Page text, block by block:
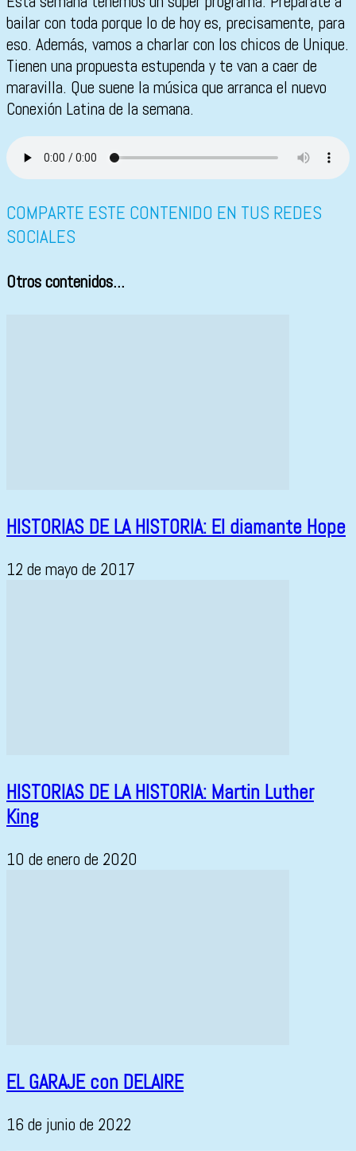
bailar con toda porque lo de hoy es, precisamente, para
eso. Además, vamos a charlar con los chicos de Unique.
Tienen una propuesta estupenda y te van a caer de
maravilla. Que suene la música que arranca el nuevo
Conexión Latina de la semana.
COMPARTE ESTE CONTENIDO EN TUS REDES
SOCIALES
Otros contenidos...
HISTORIAS DE LA HISTORIA: El diamante Hope
12 de mayo de 2017
HISTORIAS DE LA HISTORIA: Martin Luther
King
10 de enero de 2020
EL GARAJE con DELAIRE
16 de junio de 2022